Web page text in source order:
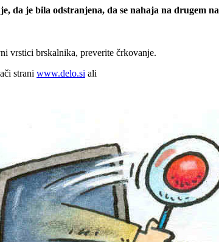
da je bila odstranjena, da se nahaja na drugem
vrstici brskalnika, preverite črkovanje.
strani www.delo.si ali